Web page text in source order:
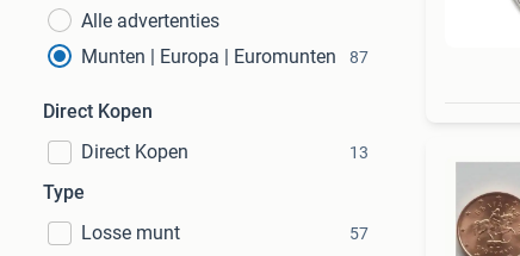
Alle advertenties
Munten | Europa | Euromunten
87
Direct Kopen
Direct Kopen
13
Type
Losse munt
57